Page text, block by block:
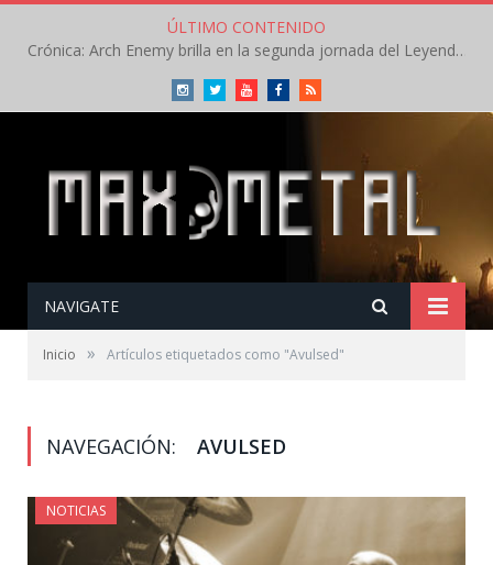
ÚLTIMO CONTENIDO
Crónica: Arch Enemy brilla en la segunda jornada del Leyendas del Rock – Jueves – Agosto 2026
InstagramTwitterYoutubeFacebookRSS
NAVIGATE
Inicio » Artículos etiquetados como "Avulsed"
NAVEGACIÓN: AVULSED
NOTICIAS